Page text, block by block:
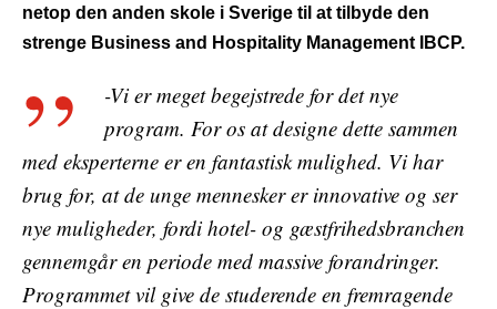
netop den anden skole i Sverige til at tilbyde den
strenge Business and Hospitality Management IBCP.
-Vi er meget begejstrede for det nye
program. For os at designe dette sammen
med eksperterne er en fantastisk mulighed. Vi har
brug for, at de unge mennesker er innovative og ser
nye muligheder, fordi hotel- og gæstfrihedsbranchen
gennemgår en periode med massive forandringer.
Programmet vil give de studerende en fremragende